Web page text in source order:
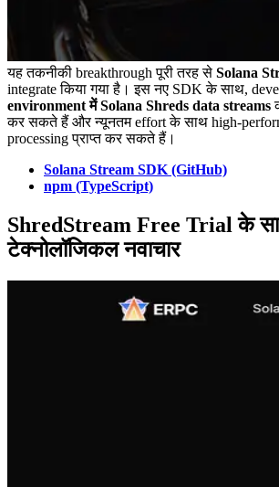
यह तकनीकी breakthrough पूरी तरह से Solana
integrate किया गया है। इस नए SDK के साथ,
environment में Solana Shreds data streams
कर सकते हैं और न्यूनतम effort के साथ high-
processing प्राप्त कर सकते हैं।
Solana Stream SDK (GitHub)
npm (TypeScript)
ShredStream Free Trial के
टेक्नोलॉजिकल नवाचार